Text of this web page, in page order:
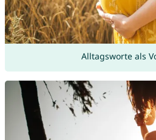
Alltagsworte als